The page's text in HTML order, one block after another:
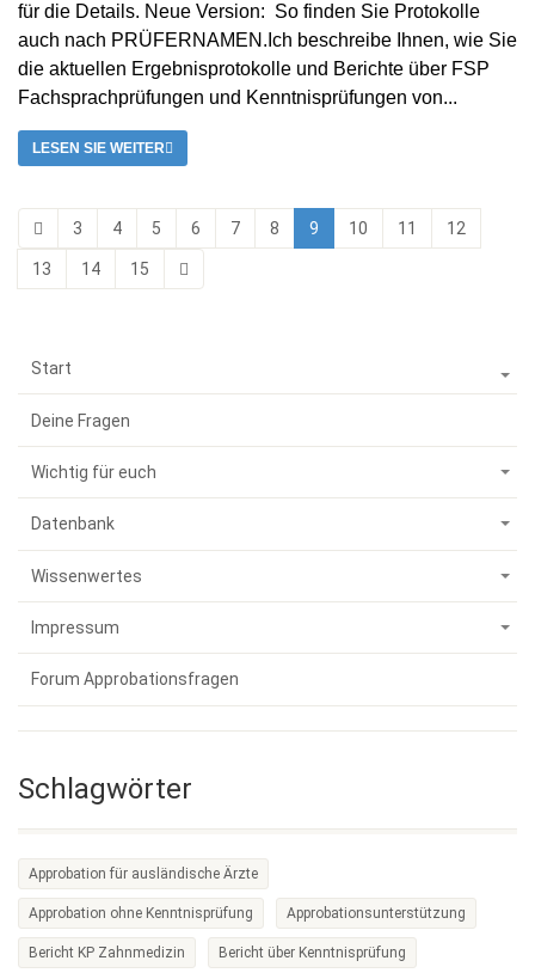
für die Details. Neue Version: So finden Sie Protokolle
auch nach PRÜFERNAMEN.Ich beschreibe Ihnen, wie Sie
die aktuellen Ergebnisprotokolle und Berichte über FSP
Fachsprachprüfungen und Kenntnisprüfungen von...
LESEN SIE WEITER
3 4 5 6 7 8 9 10 11 12
13 14 15
Start
Deine Fragen
Wichtig für euch
Datenbank
Wissenwertes
Impressum
Forum Approbationsfragen
Schlagwörter
Approbation für ausländische Ärzte
Approbation ohne Kenntnisprüfung Approbationsunterstützung
Bericht KP Zahnmedizin Bericht über Kenntnisprüfung